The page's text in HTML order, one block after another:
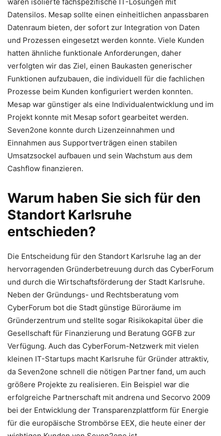
Datensilos. Mesap sollte einen einheitlichen anpassbaren
Datenraum bieten, der sofort zur Integration von Daten
und Prozessen eingesetzt werden konnte. Viele Kunden
hatten ähnliche funktionale Anforderungen, daher
verfolgten wir das Ziel, einen Baukasten generischer
Funktionen aufzubauen, die individuell für die fachlichen
Prozesse beim Kunden konfiguriert werden konnten.
Mesap war günstiger als eine Individualentwicklung und im
Projekt konnte mit Mesap sofort gearbeitet werden.
Seven2one konnte durch Lizenzeinnahmen und
Einnahmen aus Supportverträgen einen stabilen
Umsatzsockel aufbauen und sein Wachstum aus dem
Cashflow finanzieren.
Warum haben Sie sich für den
Standort Karlsruhe
entschieden?
Die Entscheidung für den Standort Karlsruhe lag an der
hervorragenden Gründerbetreuung durch das CyberForum
und durch die Wirtschaftsförderung der Stadt Karlsruhe.
Neben der Gründungs- und Rechtsberatung vom
CyberForum bot die Stadt günstige Büroräume im
Gründerzentrum und stellte sogar Risikokapital über die
Gesellschaft für Finanzierung und Beratung GGFB zur
Verfügung. Auch das CyberForum-Netzwerk mit vielen
kleinen IT-Startups macht Karlsruhe für Gründer attraktiv,
da Seven2one schnell die nötigen Partner fand, um auch
größere Projekte zu realisieren. Ein Beispiel war die
erfolgreiche Partnerschaft mit andrena und Secorvo 2009
bei der Entwicklung der Transparenzplattform für Energie
für die europäische Strombörse EEX, die heute einer der